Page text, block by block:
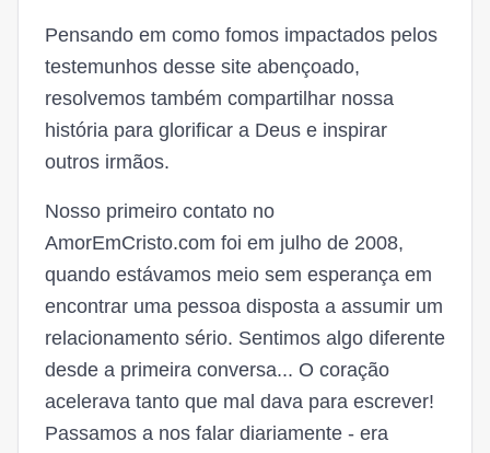
Pensando em como fomos impactados pelos
testemunhos desse site abençoado,
resolvemos também compartilhar nossa
história para glorificar a Deus e inspirar
outros irmãos.
Nosso primeiro contato no
AmorEmCristo.com foi em julho de 2008,
quando estávamos meio sem esperança em
encontrar uma pessoa disposta a assumir um
relacionamento sério. Sentimos algo diferente
desde a primeira conversa... O coração
acelerava tanto que mal dava para escrever!
Passamos a nos falar diariamente - era